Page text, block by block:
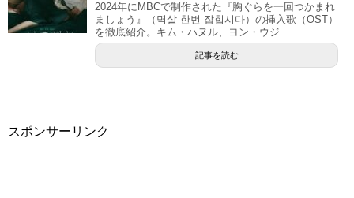
2024年にMBCで制作された『胸ぐらを一回つかまれ
ましょう』（멱살 한번 잡힙시다）の挿入歌（OST）
を徹底紹介。キム・ハヌル、ヨン・ウジ...
記事を読む
スポンサーリンク